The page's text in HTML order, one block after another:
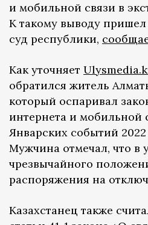
и мобильной связи в
К такому выводу
суд республики,
Как уточняет
обратился житель
который оспаривал
интернета и мобильной
Январских событий 2022
Мужчина отмечал, что в
чрезвычайного
распоряжения на
Казахстанец также